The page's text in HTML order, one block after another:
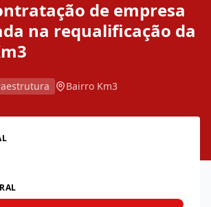
de empresa
na requalificação da
Bairro Km3